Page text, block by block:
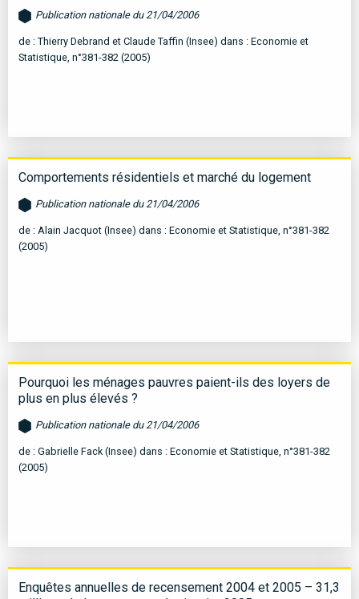
Publication nationale du 21/04/2006
de : Thierry Debrand et Claude Taffin (Insee) dans : Economie et
Statistique, n°381-382 (2005)
Comportements résidentiels et marché du logement
Publication nationale du 21/04/2006
de : Alain Jacquot (Insee) dans : Economie et Statistique, n°381-382
(2005)
Pourquoi les ménages pauvres paient-ils des loyers de
plus en plus élevés ?
Publication nationale du 21/04/2006
de : Gabrielle Fack (Insee) dans : Economie et Statistique, n°381-382
(2005)
Enquêtes annuelles de recensement 2004 et 2005 – 31,3